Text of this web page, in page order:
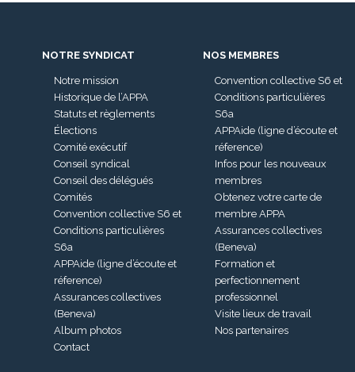
NOTRE SYNDICAT
Notre mission
Historique de l’APPA
Statuts et règlements
Élections
Comité exécutif
Conseil syndical
Conseil des délégués
Comités
Convention collective S6 et
Conditions particulières
S6a
APPAide (ligne d’écoute et
réference)
Assurances collectives
(Beneva)
Album photos
Contact
NOS MEMBRES
Convention collective S6 et
Conditions particulières
S6a
APPAide (ligne d’écoute et
réference)
Infos pour les nouveaux
membres
Obtenez votre carte de
membre APPA
Assurances collectives
(Beneva)
Formation et
perfectionnement
professionnel
Visite lieux de travail
Nos partenaires